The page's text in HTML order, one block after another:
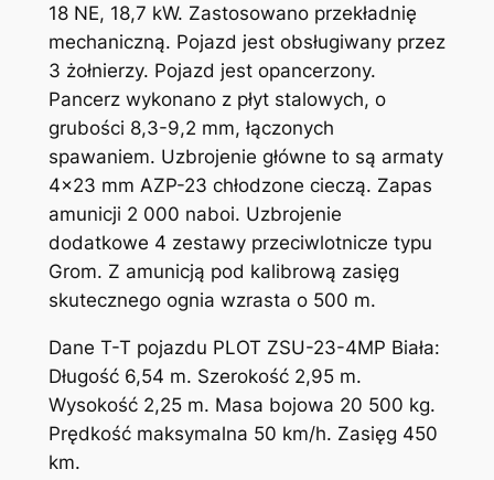
18 NE, 18,7 kW. Zastosowano przekładnię
mechaniczną. Pojazd jest obsługiwany przez
3 żołnierzy. Pojazd jest opancerzony.
Pancerz wykonano z płyt stalowych, o
grubości 8,3-9,2 mm, łączonych
spawaniem. Uzbrojenie główne to są armaty
4×23 mm AZP-23 chłodzone cieczą. Zapas
amunicji 2 000 naboi. Uzbrojenie
dodatkowe 4 zestawy przeciwlotnicze typu
Grom. Z amunicją pod kalibrową zasięg
skutecznego ognia wzrasta o 500 m.
Dane T-T pojazdu PLOT ZSU-23-4MP Biała:
Długość 6,54 m. Szerokość 2,95 m.
Wysokość 2,25 m. Masa bojowa 20 500 kg.
Prędkość maksymalna 50 km/h. Zasięg 450
km.